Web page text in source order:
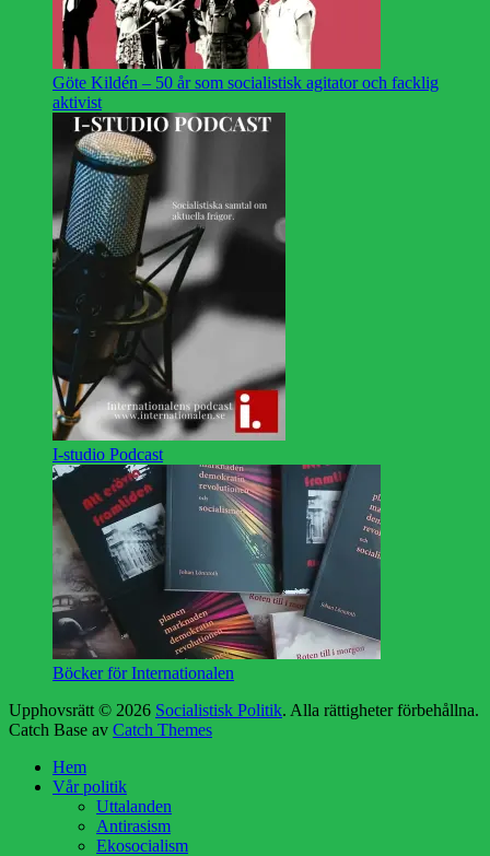
Göte Kildén – 50 år som socialistisk agitator och facklig
aktivist
I-studio Podcast
Böcker för Internationalen
Upphovsrätt © 2026 Socialistisk Politik. Alla rättigheter förbehållna.
Catch Base av Catch Themes
Hem
Vår politik
Uttalanden
Antirasism
Ekosocialism